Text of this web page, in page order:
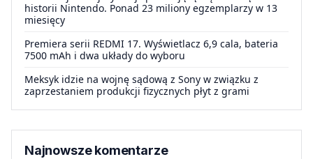
historii Nintendo. Ponad 23 miliony egzemplarzy w 13
miesięcy
Premiera serii REDMI 17. Wyświetlacz 6,9 cala, bateria
7500 mAh i dwa układy do wyboru
Meksyk idzie na wojnę sądową z Sony w związku z
zaprzestaniem produkcji fizycznych płyt z grami
Najnowsze komentarze